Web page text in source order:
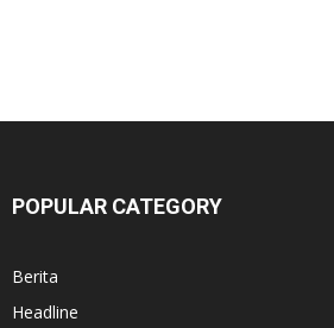
POPULAR CATEGORY
Berita
Headline